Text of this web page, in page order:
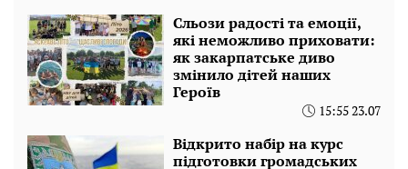
Сльози радості та емоції,
які неможливо приховати:
як закарпатське диво
змінило дітей наших
Героїв
15:55 23.07
Відкрито набір на курс
підготовки громадських